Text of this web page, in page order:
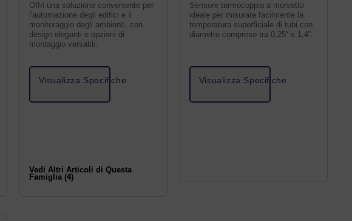
Offri una soluzione conveniente per
l'automazione degli edifici e il
monitoraggio degli ambienti, con
design eleganti e opzioni di
montaggio versatili.
Visualizza Specifiche
Vedi Altri Articoli di Questa
Famiglia (4)
Sensore termocoppia a morsetto
ideale per misurare facilmente la
temperatura superficiale di tubi con
diametro compreso tra 0,25“ e 1,4”.
Visualizza Specifiche